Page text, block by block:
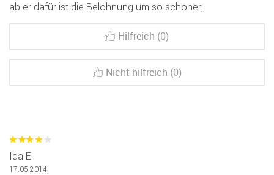
ab er dafür ist die Belohnung um so schöner.
Hilfreich (0)
Nicht hilfreich (0)
Ida E.
17.05.2014